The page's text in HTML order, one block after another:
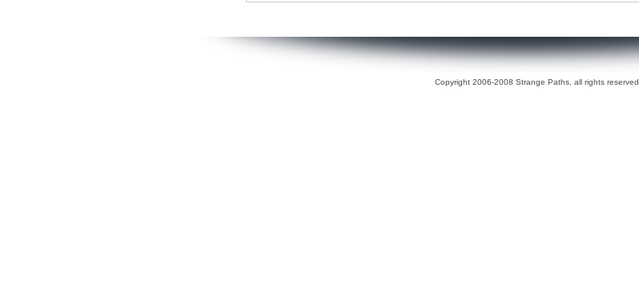
Copyright 2006-2008 Strange Paths, all rights reserved.